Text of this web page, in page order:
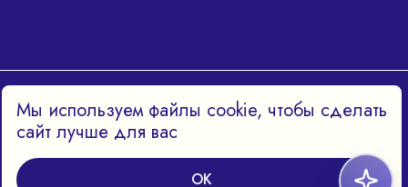
Политика конфиденциальности
Мы используем файлы cookie, чтобы сделать
сайт лучше для вас
OK